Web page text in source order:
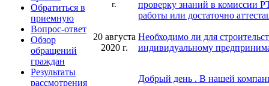
Обратиться в
приемную
Вопрос-ответ
Обзор
обращений
граждан
Результаты
рассмотрения
г.
проверку знаний в комиссии
работы или достаточно
20 августа
2020 г.
Необходимо ли для
индивидуальному
Добрый день . В нашей